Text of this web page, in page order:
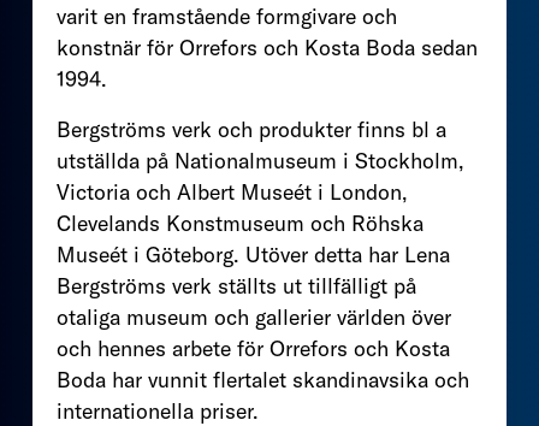
varit en framstående formgivare och
konstnär för Orrefors och Kosta Boda sedan
1994.
Bergströms verk och produkter finns bl a
utställda på Nationalmuseum i Stockholm,
Victoria och Albert Museét i London,
Clevelands Konstmuseum och Röhska
Museét i Göteborg. Utöver detta har Lena
Bergströms verk ställts ut tillfälligt på
otaliga museum och gallerier världen över
och hennes arbete för Orrefors och Kosta
Boda har vunnit flertalet skandinavsika och
internationella priser.